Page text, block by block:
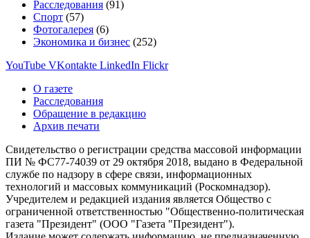
Расследования (91)
Спорт (57)
Фотогалерея (6)
Экономика и бизнес (252)
YouTube VKontakte LinkedIn Flickr
О газете
Расследования
Обращение в редакцию
Архив печати
Свидетельство о регистрации средства массовой информации
ПИ № ФС77-74039 от 29 октября 2018, выдано в Федеральной
службе по надзору в сфере связи, информационных
технологий и массовых коммуникаций (Роскомнадзор).
Учредителем и редакцией издания является Общество с
ограниченной ответственностью "Общественно-политическая
газета "Президент" (ООО "Газета "Президент").